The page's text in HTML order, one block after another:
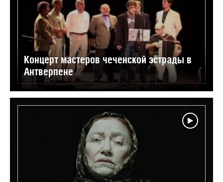
Концерт мастеров чеченской эстрады в
Антверпене